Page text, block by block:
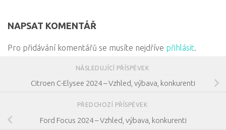
NAPSAT KOMENTÁŘ
Pro přidávání komentářů se musíte nejdříve přihlásit.
NÁSLEDUJÍCÍ PŘÍSPĚVEK
Citroen C-Elysee 2024 – Vzhled, výbava, konkurenti
PŘEDCHOZÍ PŘÍSPĚVEK
Ford Focus 2024 – Vzhled, výbava, konkurenti